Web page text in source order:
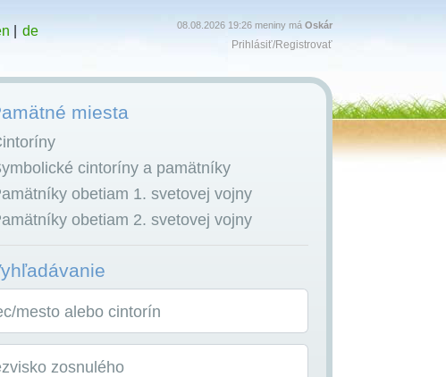
de 08.08.2026 19:26 meniny má Oskár
Prihlásiť/Registrovať
miesta
cintoríny a pamätníky
obetiam 1. svetovej vojny
obetiam 2. svetovej vojny
mesto alebo cintorín
zosnulého